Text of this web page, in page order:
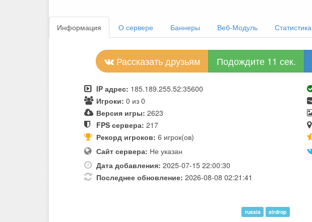
Информация О сервере Баннеры Веб-Модуль Статистика
Рассказать друзьям Подождите 10 сек.
IP адрес: 185.189.255.52:35600
Игроки: 0 из 0
Версия игры: 2623
FPS сервера: 217
Рекорд игроков: 6 игрок(ов)
Сайт сервера: Не указан
Дата добавления: 2025-07-15 22:00:30
Последнее обновление: 2026-08-08 02:21:41
russia airdrop